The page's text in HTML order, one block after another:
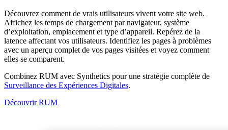
Découvrez comment de vrais utilisateurs vivent votre site web.
Affichez les temps de chargement par navigateur, système
d’exploitation, emplacement et type d’appareil. Repérez de la
latence affectant vos utilisateurs. Identifiez les pages à problèmes
avec un aperçu complet de vos pages visitées et voyez comment
elles se comparent.
Combinez RUM avec Synthetics pour une stratégie complète de
Surveillance des Expériences Digitales.
Découvrir RUM